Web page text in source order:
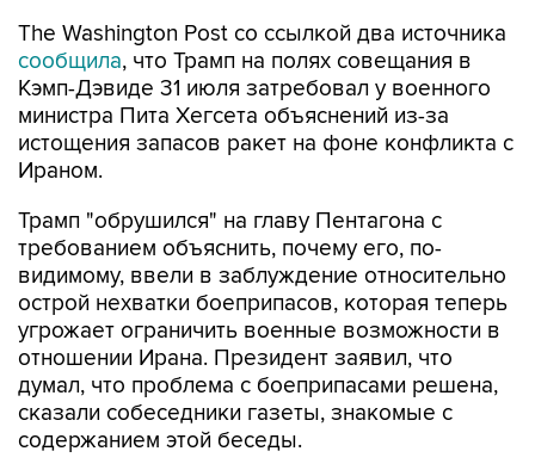
The Washington Post со ссылкой два источника
сообщила, что Трамп на полях совещания в
Кэмп-Дэвиде 31 июля затребовал у военного
министра Пита Хегсета объяснений из-за
истощения запасов ракет на фоне конфликта с
Ираном.
Трамп "обрушился" на главу Пентагона с
требованием объяснить, почему его, по-
видимому, ввели в заблуждение относительно
острой нехватки боеприпасов, которая теперь
угрожает ограничить военные возможности в
отношении Ирана. Президент заявил, что
думал, что проблема с боеприпасами решена,
сказали собеседники газеты, знакомые с
содержанием этой беседы.